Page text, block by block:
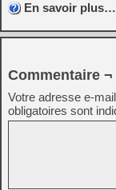
En savoir plus…
Commentaire ¬
Votre adresse e-
obligatoires sont